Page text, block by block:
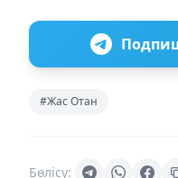
#Жас Отан
Бөлісу: